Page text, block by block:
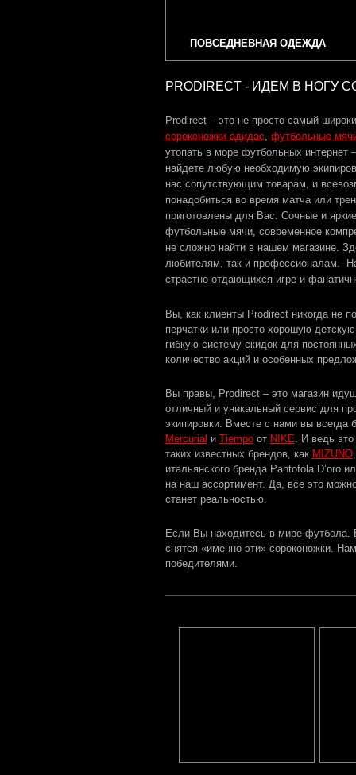
ПОВСЕДНЕВНАЯ ОДЕЖДА
PRODIRECT - ИДЕМ В
Prodirect – это не просто самый
сороконожки адидас, футбольные
утопать в море футбольных
найдете любую необходимую
нас сопутствующим товарам, и
понадобиться во время матча или
приготовлены для Вас. Сочные и
футбольные мячи, современное
не сложно найти в нашем магазине.
любителям, так и профессионалам.
страстно отдающихся игре и
Вы, как клиенты Prodirect никогда не
перчатки или просто хорошую
гибкую систему скидок для
количество акций и особенных
Вы правы, Prodirect – это магазин
отличный и уникальный сервис для
экипировки. Вместе с нами вы всегда
Mercurial и Tiempoот NIKE. И ведь это
таких известных брендов, как MIZUNO
итальянского бренда Pantofola D’oro
на наш ассортимент. Да, все это
станет реальностью.
Если Вы находитесь в мире футбола.
снятся «именно эти» сороконожки.
победителями.